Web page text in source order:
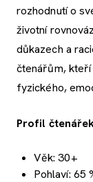
rozhodnutí o
životní
důkazech a
čtenářům, kteří
fyzického,
Profil
Věk: 30+
Pohlaví: 65